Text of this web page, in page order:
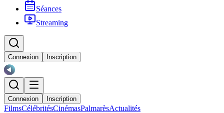
Séances
Streaming
Connexion Inscription
Connexion Inscription
FilmsCélébritésCinémasPalmarèsActualités